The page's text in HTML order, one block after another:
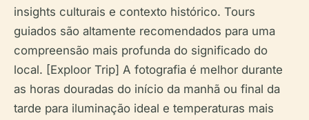
insights culturais e contexto histórico. Tours
guiados são altamente recomendados para uma
compreensão mais profunda do significado do
local. [Exploor Trip] A fotografia é melhor durante
as horas douradas do início da manhã ou final da
tarde para iluminação ideal e temperaturas mais